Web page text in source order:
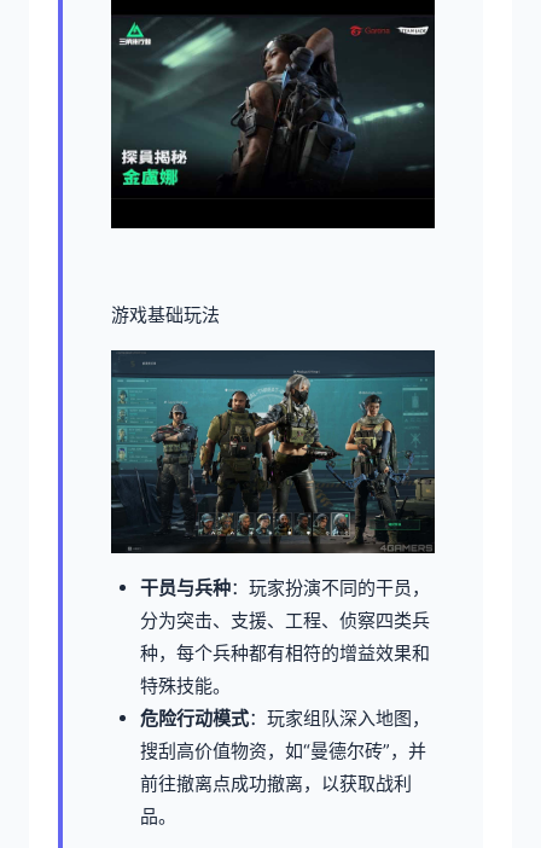
游戏基础玩法
干员与兵种：玩家扮演不同的干员，
分为突击、支援、工程、侦察四类兵
种，每个兵种都有相符的增益效果和
特殊技能。
危险行动模式：玩家组队深入地图，
搜刮高价值物资，如“曼德尔砖”，并
前往撤离点成功撤离，以获取战利
品。